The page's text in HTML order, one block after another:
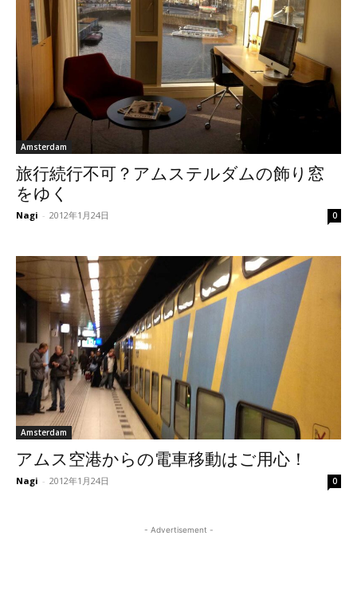
Amsterdam
旅行続行不可？アムステルダムの飾り窓
をゆく
Nagi - 2012年1月24日 0
Amsterdam
アムス空港からの電車移動はご用心！
Nagi - 2012年1月24日 0
- Advertisement -